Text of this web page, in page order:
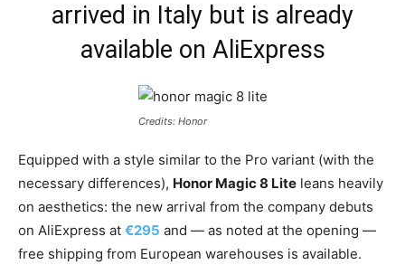
arrived in Italy but is already
available on AliExpress
Credits: Honor
Equipped with a style similar to the Pro variant (with the
necessary differences), Honor Magic 8 Lite leans heavily
on aesthetics: the new arrival from the company debuts
on AliExpress at €295 and — as noted at the opening —
free shipping from European warehouses is available.